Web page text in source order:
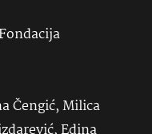
Čengić, Milica